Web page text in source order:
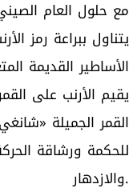
مع حلول العام
يتناول ببراعة رمز
الأساطير القديمة
القمر الجميلة
للحكمة ورشاقة
والازدهار.